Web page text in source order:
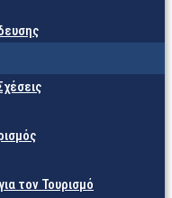
τον Τουρισμό